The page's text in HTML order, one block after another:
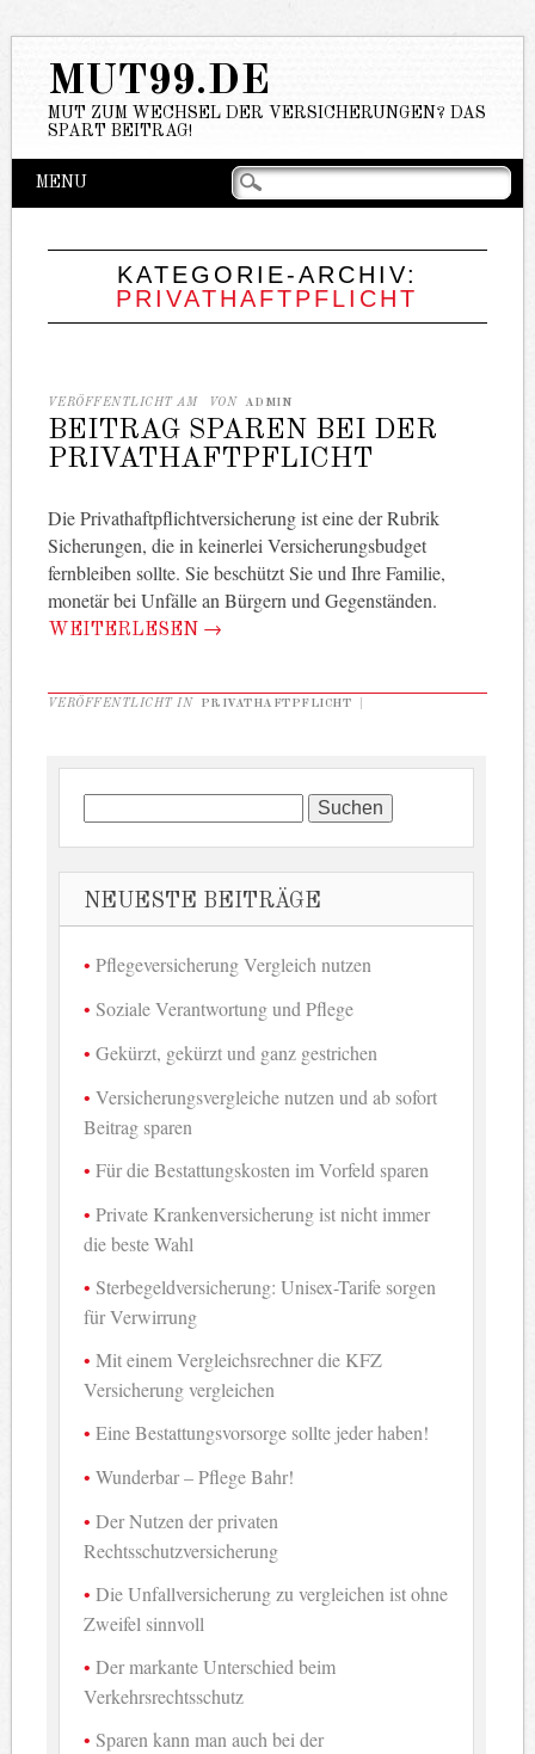
MUT99.DE
MUT ZUM WECHSEL DER VERSICHERUNGEN? DAS
SPART BEITRAG!
Hauptmenü
Zum
Inhalt
MENU
KATEGORIE-ARCHIV:
PRIVATHAFTPFLICHT
VERÖFFENTLICHT AM VON ADMIN
BEITRAG SPAREN BEI DER
PRIVATHAFTPFLICHT
Die Privathaftpflichtversicherung ist eine der Rubrik
Sicherungen, die in keinerlei Versicherungsbudget
fernbleiben sollte. Sie beschützt Sie und Ihre Familie,
monetär bei Unfälle an Bürgern und Gegenständen.
WEITERLESEN →
VERÖFFENTLICHT IN PRIVATHAFTPFLICHT
nach:
NEUESTE BEITRÄGE
Pflegeversicherung Vergleich nutzen
Soziale Verantwortung und Pflege
Gekürzt, gekürzt und ganz gestrichen
Versicherungsvergleiche nutzen und ab sofort
Beitrag sparen
Für die Bestattungskosten im Vorfeld sparen
Private Krankenversicherung ist nicht immer
die beste Wahl
Sterbegeldversicherung: Unisex-Tarife sorgen
für Verwirrung
Mit einem Vergleichsrechner die KFZ
Versicherung vergleichen
Eine Bestattungsvorsorge sollte jeder haben!
Wunderbar – Pflege Bahr!
Der Nutzen der privaten
Rechtsschutzversicherung
Die Unfallversicherung zu vergleichen ist ohne
Zweifel sinnvoll
Der markante Unterschied beim
Verkehrsrechtsschutz
Sparen kann man auch bei der